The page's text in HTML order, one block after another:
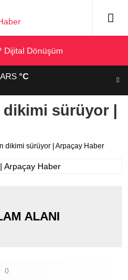
Dijital Dönüşüm
Ne Düşünüyor?
Soyadları
Soyadları | Kars
°C
dikimi sürüyor |
dikimi sürüyor | Arpaçay Haber
ALANI
0